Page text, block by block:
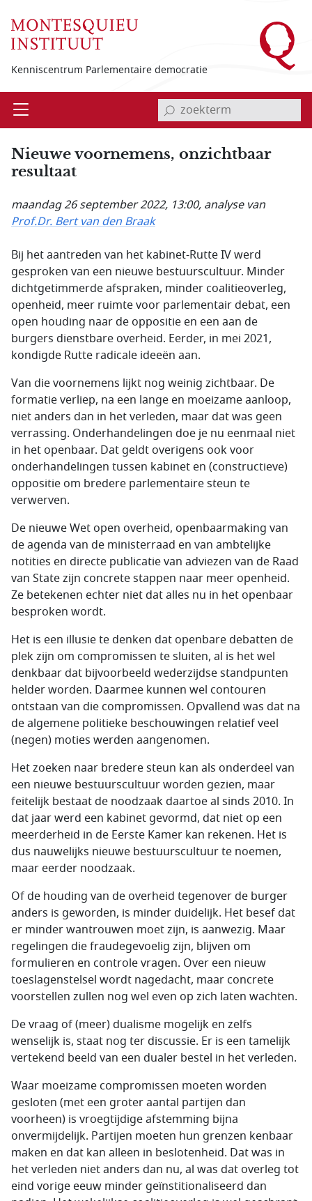
Kenniscentrum Parlementaire democratie
Open invoerveld zoekterm
Nieuwe voornemens, onzichtbaar
resultaat
maandag 26 september 2022, 13:00, analyse van
Prof.Dr. Bert van den Braak
Bij het aantreden van het kabinet-Rutte IV werd
gesproken van een nieuwe bestuurscultuur. Minder
dichtgetimmerde afspraken, minder coalitieoverleg,
openheid, meer ruimte voor parlementair debat, een
open houding naar de oppositie en een aan de
burgers dienstbare overheid. Eerder, in mei 2021,
kondigde Rutte radicale ideeën aan.
Van die voornemens lijkt nog weinig zichtbaar. De
formatie verliep, na een lange en moeizame aanloop,
niet anders dan in het verleden, maar dat was geen
verrassing. Onderhandelingen doe je nu eenmaal niet
in het openbaar. Dat geldt overigens ook voor
onderhandelingen tussen kabinet en (constructieve)
oppositie om bredere parlementaire steun te
verwerven.
De nieuwe Wet open overheid, openbaarmaking van
de agenda van de ministerraad en van ambtelijke
notities en directe publicatie van adviezen van de Raad
van State zijn concrete stappen naar meer openheid.
Ze betekenen echter niet dat alles nu in het openbaar
besproken wordt.
Het is een illusie te denken dat openbare debatten de
plek zijn om compromissen te sluiten, al is het wel
denkbaar dat bijvoorbeeld wederzijdse standpunten
helder worden. Daarmee kunnen wel contouren
ontstaan van die compromissen. Opvallend was dat na
de algemene politieke beschouwingen relatief veel
(negen) moties werden aangenomen.
Het zoeken naar bredere steun kan als onderdeel van
een nieuwe bestuurscultuur worden gezien, maar
feitelijk bestaat de noodzaak daartoe al sinds 2010. In
dat jaar werd een kabinet gevormd, dat niet op een
meerderheid in de Eerste Kamer kan rekenen. Het is
dus nauwelijks nieuwe bestuurscultuur te noemen,
maar eerder noodzaak.
Of de houding van de overheid tegenover de burger
anders is geworden, is minder duidelijk. Het besef dat
er minder wantrouwen moet zijn, is aanwezig. Maar
regelingen die fraudegevoelig zijn, blijven om
formulieren en controle vragen. Over een nieuw
toeslagenstelsel wordt nagedacht, maar concrete
voorstellen zullen nog wel even op zich laten wachten.
De vraag of (meer) dualisme mogelijk en zelfs
wenselijk is, staat nog ter discussie. Er is een tamelijk
vertekend beeld van een dualer bestel in het verleden.
Waar moeizame compromissen moeten worden
gesloten (met een groter aantal partijen dan
voorheen) is vroegtijdige afstemming bijna
onvermijdelijk. Partijen moeten hun grenzen kenbaar
maken en dat kan alleen in beslotenheid. Dat was in
het verleden niet anders dan nu, al was dat overleg tot
eind vorige eeuw minder geïnstitionaliseerd dan